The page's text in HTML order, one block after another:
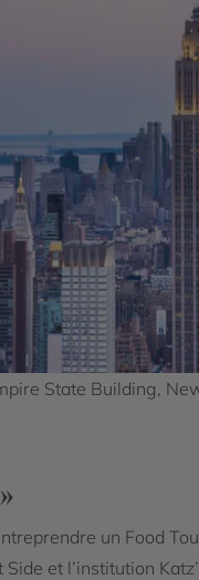
State Building,
un Food
et l’institution